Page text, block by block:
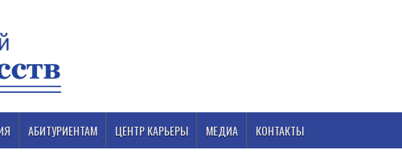
АБИТУРИЕНТАМ ЦЕНТР КАРЬЕРЫ МЕДИА КОНТАКТЫ